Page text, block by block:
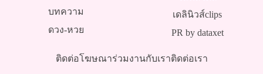
บทความ
ดวง-หวย
เดลินิวส์clips
PR by dataxet
ติดต่อโฆษณาร่วมงานกับเราติดต่อเรา